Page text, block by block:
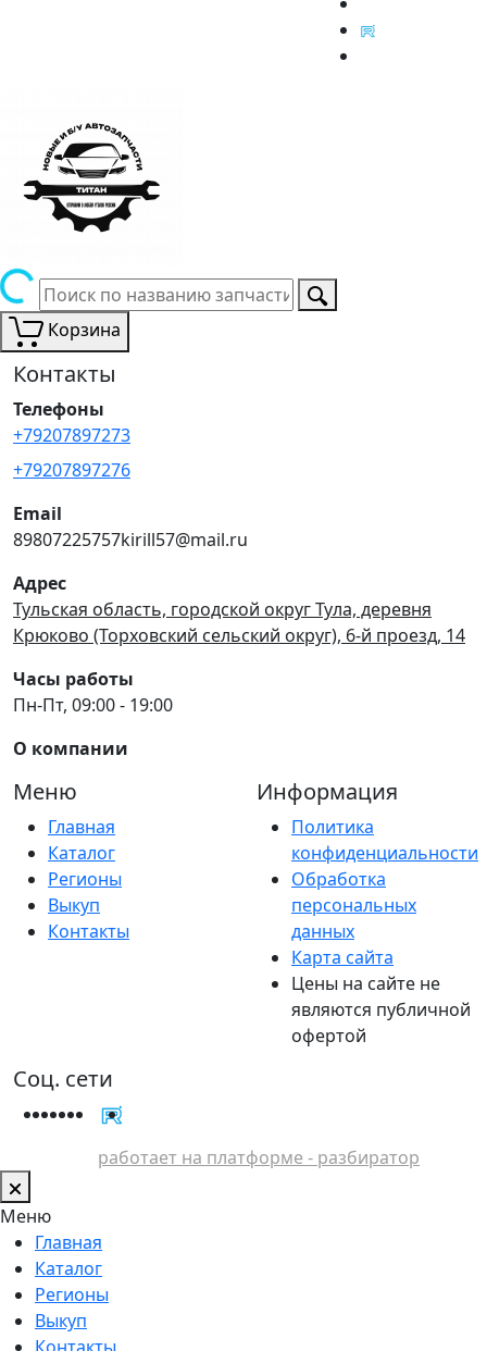
Корзина
Контакты
Телефоны
+79207897273
+79207897276
Email
89807225757kirill57@mail.ru
Адрес
Тульская область, городской округ Тула, деревня
Крюково (Торховский сельский округ), 6-й проезд, 14
Часы работы
Пн-Пт, 09:00 - 19:00
О компании
Меню
Главная
Каталог
Регионы
Выкуп
Контакты
Информация
Политика
конфиденциальности
Обработка
персональных
данных
Карта сайта
Цены на сайте не
являются публичной
офертой
Соц. сети
работает на платформе - разбиратор
Меню
Главная
Каталог
Регионы
Выкуп